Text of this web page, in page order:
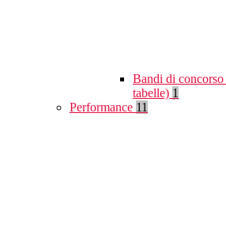
Bandi di
tabelle) 1
Performance 11